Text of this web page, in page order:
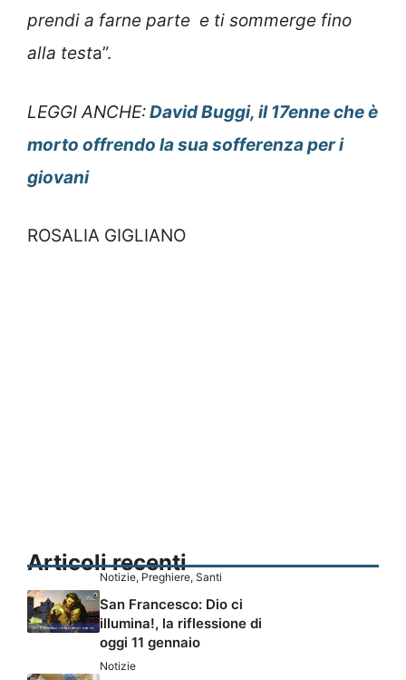
prendi a farne parte e ti sommerge fino
alla testa”.
LEGGI ANCHE:David Buggi, il 17enne che è
morto offrendo la sua sofferenza per i
giovani
ROSALIA GIGLIANO
Articoli recenti
Notizie, Preghiere, Santi
San Francesco: Dio ci
illumina!, la riflessione di
oggi 11 gennaio
Notizie